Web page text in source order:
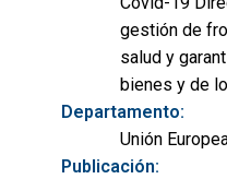
gestión de
salud y
bienes y de
Departamento:
Unión
Publicación: